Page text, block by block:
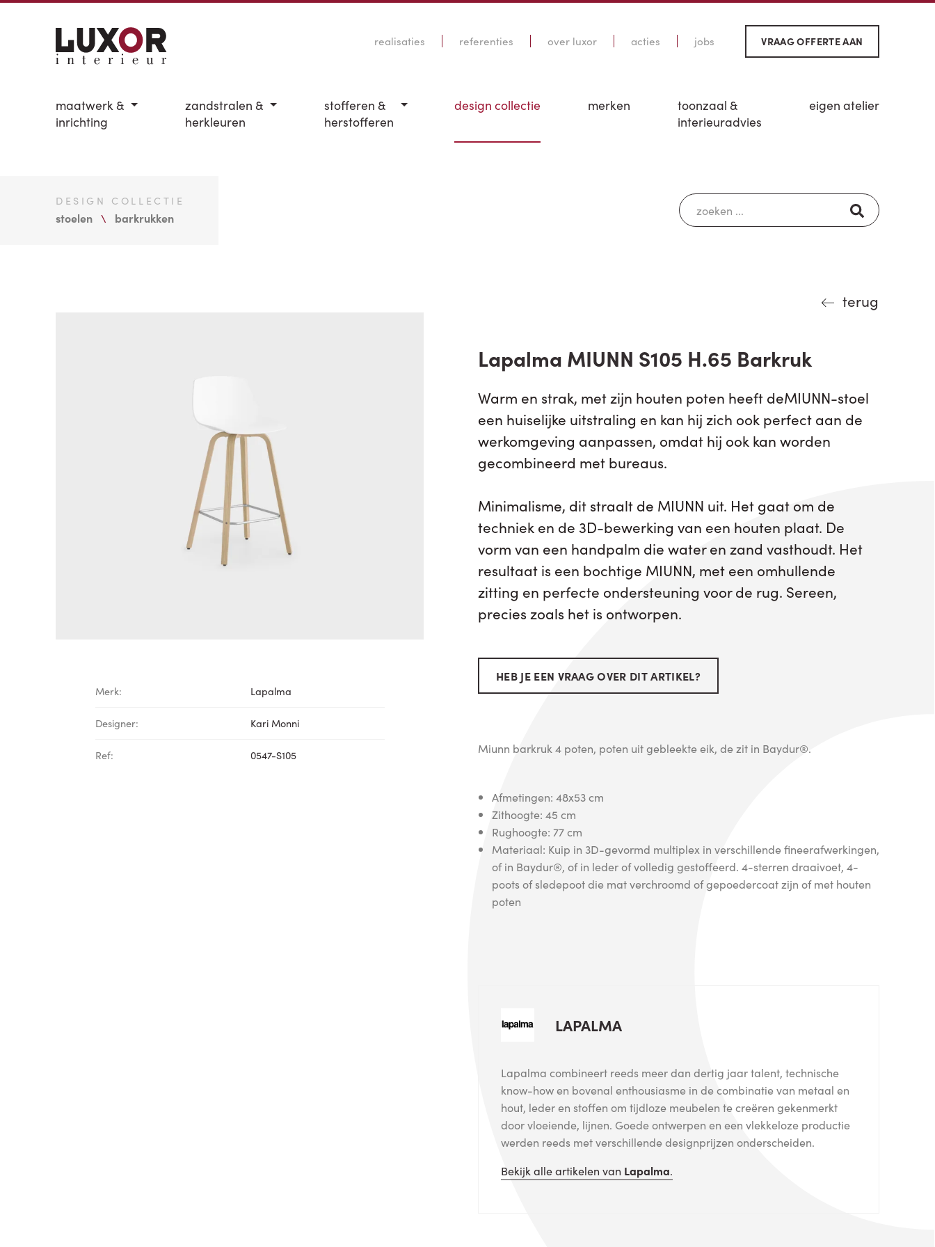
realisaties referenties over luxor acties jobs VRAAG OFFERTE AAN
maatwerk &
inrichting
zandstralen &
herkleuren
stofferen &
herstofferen
design collectie merken
toonzaal &
interieuradvies
eigen atelier
DESIGN COLLECTIE
stoelen barkrukken
terug
Merk: Lapalma
Designer: Kari Monni
Ref: 0547-S105
Lapalma MIUNN S105 H.65 Barkruk
Warm en strak, met zijn houten poten heeft deMIUNN-stoel
een huiselijke uitstraling en kan hij zich ook perfect aan de
werkomgeving aanpassen, omdat hij ook kan worden
gecombineerd met bureaus.
Minimalisme, dit straalt de MIUNN uit. Het gaat om de
techniek en de 3D-bewerking van een houten plaat. De
vorm van een handpalm die water en zand vasthoudt. Het
resultaat is een bochtige MIUNN, met een omhullende
zitting en perfecte ondersteuning voor de rug. Sereen,
precies zoals het is ontworpen.
HEB JE EEN VRAAG OVER DIT ARTIKEL?
Miunn barkruk 4 poten, poten uit gebleekte eik, de zit in Baydur®.
Afmetingen: 48x53 cm
Zithoogte: 45 cm
Rughoogte: 77 cm
Materiaal: Kuip in 3D-gevormd multiplex in verschillende fineerafwerkingen,
of in Baydur®, of in leder of volledig gestoffeerd. 4-sterren draaivoet, 4-
poots of sledepoot die mat verchroomd of gepoedercoat zijn of met houten
poten
LAPALMA
Lapalma combineert reeds meer dan dertig jaar talent, technische
know-how en bovenal enthousiasme in de combinatie van metaal en
hout, leder en stoffen om tijdloze meubelen te creëren gekenmerkt
door vloeiende, lijnen. Goede ontwerpen en een vlekkeloze productie
werden reeds met verschillende designprijzen onderscheiden.
Bekijk alle artikelen van Lapalma.